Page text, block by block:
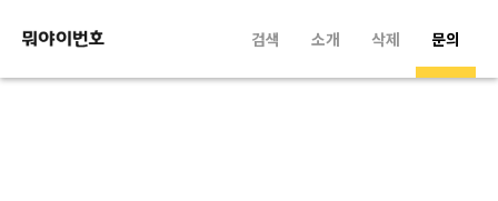
검색 소개 삭제 문의